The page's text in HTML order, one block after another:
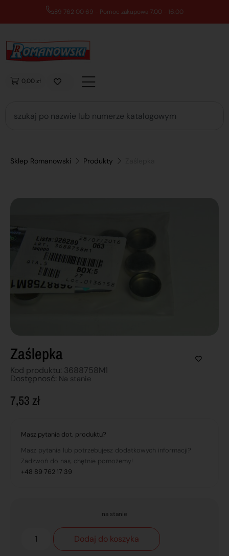
89 762 00 69 - Pomoc zakupowa 7:00 - 16:00
0,00 zł
Sklep Romanowski Produkty
Zaślepka
Kod produktu: 3688758M1
Dostępnosć: Na stanie
7,53 zł
Masz pytania dot. produktu?
Masz pytania lub potrzebujesz dodatkowych informacji?
Zadzwoń do nas, chętnie pomożemy!
+48 89 762 17 39
na stanie
Dodaj do koszyka